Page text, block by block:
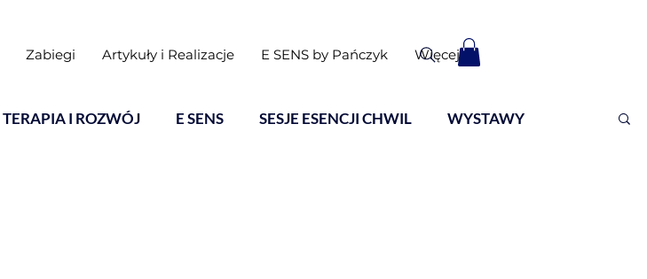
Zabiegi Artykuły i Realizacje E SENS by Pańczyk Więcej
TERAPIA I ROZWÓJ E SENS SESJE ESENCJI CHWIL WYSTAWY